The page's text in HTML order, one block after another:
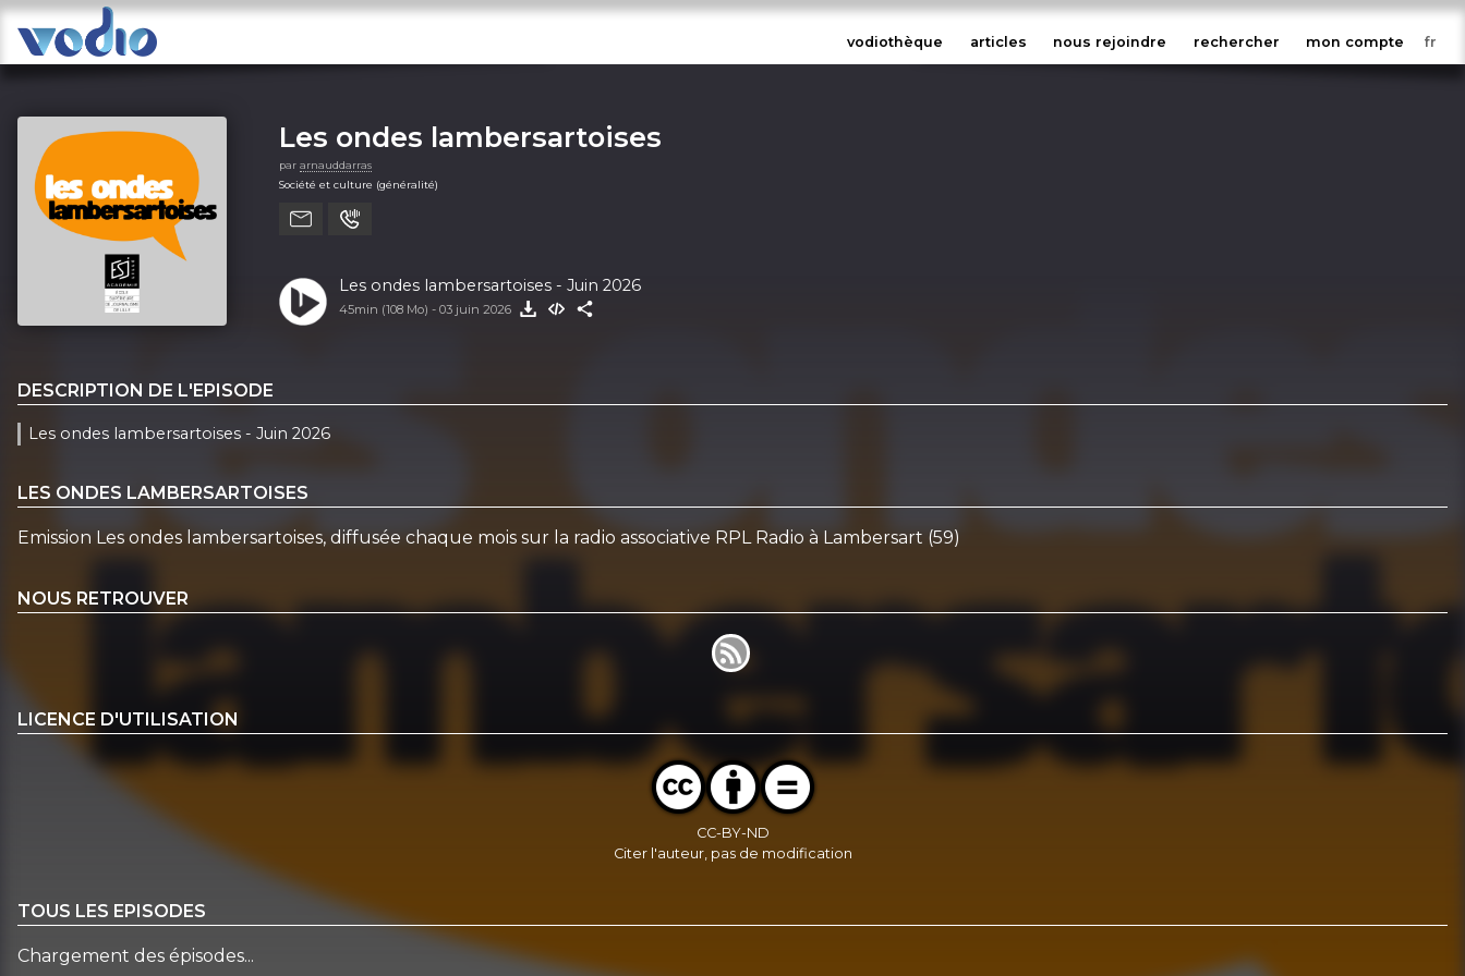
vodiothèque articles nous rejoindre rechercher mon compte
Les ondes lambersartoises
par arnauddarras
Société et culture (généralité)
Les ondes lambersartoises - Juin 2026
45min (108 Mo) - 03 juin 2026
DESCRIPTION DE L'EPISODE
Les ondes lambersartoises - Juin 2026
LES ONDES LAMBERSARTOISES
Emission Les ondes lambersartoises, diffusée chaque mois sur la radio associative RPL Radio à Lambersart (59)
NOUS RETROUVER
LICENCE D'UTILISATION
CC-BY-ND
Citer l'auteur, pas de modification
TOUS LES EPISODES
Chargement des épisodes...